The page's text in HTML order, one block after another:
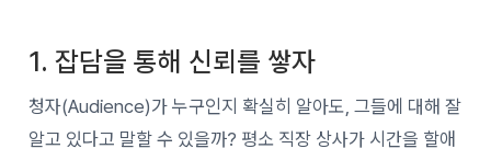
1. 잡담을 통해 신뢰를 쌓자
청자(Audience)가 누구인지 확실히 알아도, 그들에 대해 잘
알고 있다고 말할 수 있을까? 평소 직장 상사가 시간을 할애